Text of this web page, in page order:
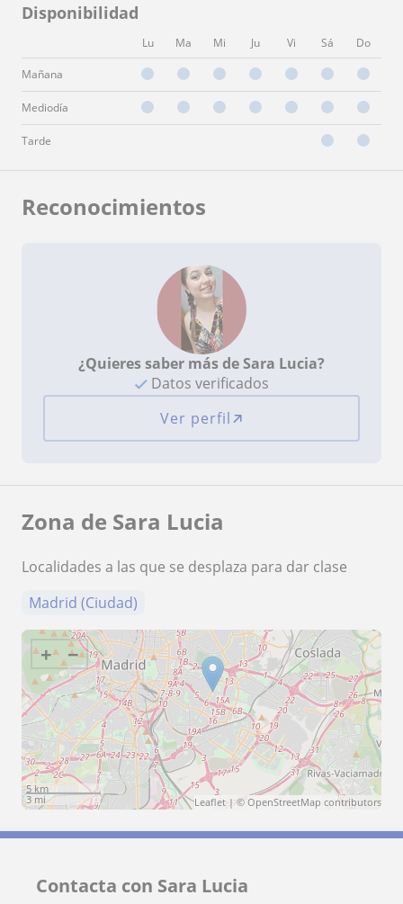
Disponibilidad
Lu Ma Mi Ju Vi Sá Do
Mañana
Mediodía
Tarde
Reconocimientos
¿Quieres saber más de Sara Lucia?
Datos verificados
Ver perfil
Zona de Sara Lucia
Localidades a las que se desplaza para dar clase
Madrid (Ciudad)
+ −
5 km
3 mi
Leaflet | © OpenStreetMap contributors
Contacta con Sara Lucia